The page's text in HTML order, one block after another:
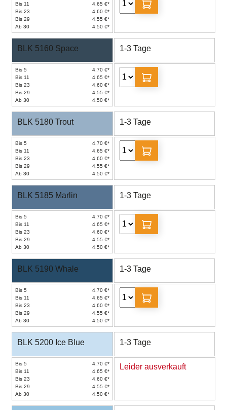
Bis 11
4,65 €*
Bis 23
4,60 €*
Bis 29
4,55 €*
Ab 30
4,50 €*
BLK 5160 Space 1-3 Tage
Bis 5
4,70 €*
Bis 11
4,65 €*
Bis 23
4,60 €*
Bis 29
4,55 €*
Ab 30
4,50 €*
BLK 5180 Trout 1-3 Tage
Bis 5
4,70 €*
Bis 11
4,65 €*
Bis 23
4,60 €*
Bis 29
4,55 €*
Ab 30
4,50 €*
BLK 5185 Marlin 1-3 Tage
Bis 5
4,70 €*
Bis 11
4,65 €*
Bis 23
4,60 €*
Bis 29
4,55 €*
Ab 30
4,50 €*
BLK 5190 Whale 1-3 Tage
Bis 5
4,70 €*
Bis 11
4,65 €*
Bis 23
4,60 €*
Bis 29
4,55 €*
Ab 30
4,50 €*
BLK 5200 Ice Blue 1-3 Tage
Bis 5
4,70 €*
Bis 11
4,65 €*
Bis 23
4,60 €*
Bis 29
4,55 €*
Ab 30
4,50 €*
Leider ausverkauft